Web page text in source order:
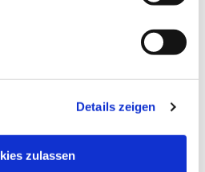
Details zeigen
zulassen